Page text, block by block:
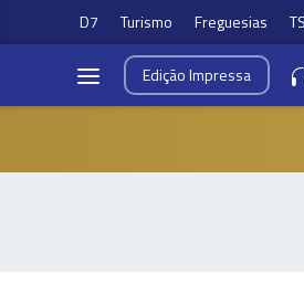
D7 Turismo Freguesias
EdiçãoImpressa